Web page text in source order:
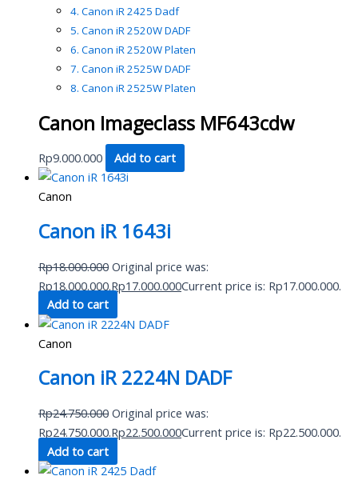
Canon iR 2425 Dadf
Canon iR 2520W DADF
Canon iR 2520W Platen
Canon iR 2525W DADF
Canon iR 2525W Platen
Canon Imageclass MF643cdw
Rp9.000.000 Add to cart
Canon
Canon iR 1643i
Rp18.000.000 Original price was:
Rp18.000.000.Rp17.000.000Current price is: Rp17.000.000.
Add to cart
Canon
Canon iR 2224N DADF
Rp24.750.000 Original price was:
Rp24.750.000.Rp22.500.000Current price is: Rp22.500.000.
Add to cart